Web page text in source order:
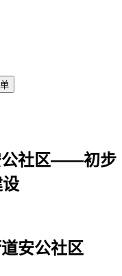
公社区——初步
安公社区